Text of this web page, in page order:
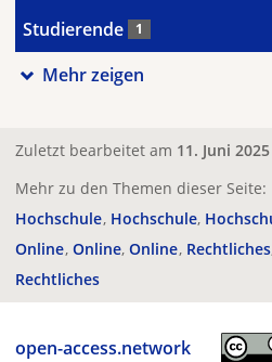
Studierende 1
Mehr zeigen
Zuletzt bearbeitet am 11. Juni 2025
Mehr zu den Themen dieser Seite:
Hochschule Hochschule
Online Online Online
Rechtliches
open-access.network